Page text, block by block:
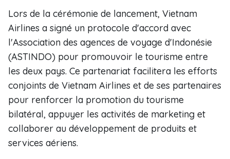
Lors de la cérémonie de lancement, Vietnam
Airlines a signé un protocole d'accord avec
l'Association des agences de voyage d'Indonésie
(ASTINDO) pour promouvoir le tourisme entre
les deux pays. Ce partenariat facilitera les efforts
conjoints de Vietnam Airlines et de ses partenaires
pour renforcer la promotion du tourisme
bilatéral, appuyer les activités de marketing et
collaborer au développement de produits et
services aériens.